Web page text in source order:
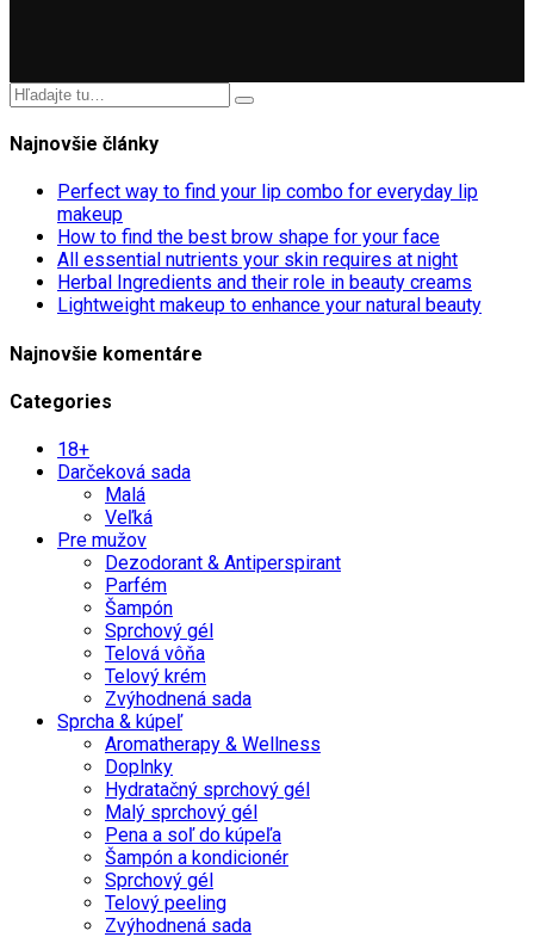
Najnovšie články
Perfect way to find your lip combo for everyday lip
makeup
How to find the best brow shape for your face
All essential nutrients your skin requires at night
Herbal Ingredients and their role in beauty creams
Lightweight makeup to enhance your natural beauty
Najnovšie komentáre
Categories
18+
Darčeková sada
Malá
Veľká
Pre mužov
Dezodorant & Antiperspirant
Parfém
Šampón
Sprchový gél
Telová vôňa
Telový krém
Zvýhodnená sada
Sprcha & kúpeľ
Aromatherapy & Wellness
Doplnky
Hydratačný sprchový gél
Malý sprchový gél
Pena a soľ do kúpeľa
Šampón a kondicionér
Sprchový gél
Telový peeling
Zvýhodnená sada